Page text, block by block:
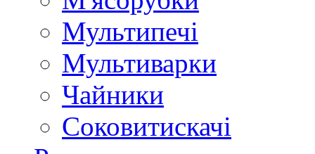
Мультипечі
Мультиварки
Чайники
Соковитискачі